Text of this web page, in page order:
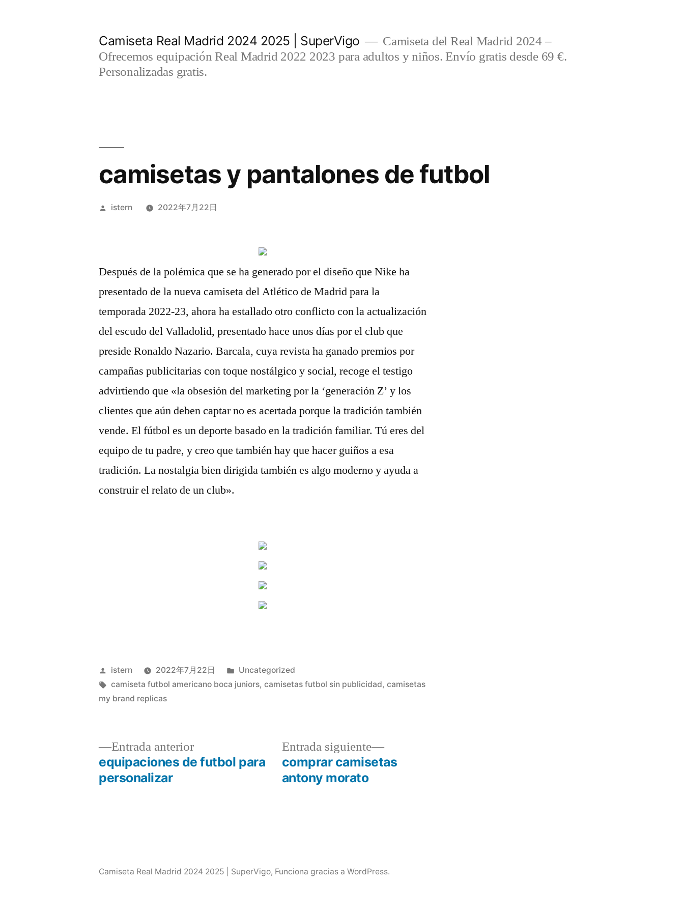
Camiseta Real Madrid 2024 2025 | SuperVigo
Camiseta del Real Madrid 2024 –
Ofrecemos equipación Real Madrid 2022 2023 para adultos y niños. Envío gratis desde 69 €.
Personalizadas gratis.
camisetas y pantalones de futbol
Publicado
istern 2022年7月22日
Después de la polémica que se ha generado por el diseño que Nike ha
presentado de la nueva camiseta del Atlético de Madrid para la
temporada 2022-23, ahora ha estallado otro conflicto con la actualización
del escudo del Valladolid, presentado hace unos días por el club que
preside Ronaldo Nazario. Barcala, cuya revista ha ganado premios por
campañas publicitarias con toque nostálgico y social, recoge el testigo
advirtiendo que «la obsesión del marketing por la ‘generación Z’ y los
clientes que aún deben captar no es acertada porque la tradición también
vende. El fútbol es un deporte basado en la tradición familiar. Tú eres del
equipo de tu padre, y creo que también hay que hacer guiños a esa
tradición. La nostalgia bien dirigida también es algo moderno y ayuda a
construir el relato de un club».
Publicado
por
istern 2022年7月22日
Publicado
en
Uncategorized
Etiquetas:
camiseta futbol americano boca juniors,camisetas futbol sin publicidad,camisetas
my brand replicas
Navegación
Entrada anteriorEntrada
anterior:
equipaciones de futbol para
personalizar
Entrada siguiente
Entrada
siguiente:
comprar camisetas
antony morato
Camiseta Real Madrid 2024 2025 | SuperVigo, Funciona gracias a WordPress.